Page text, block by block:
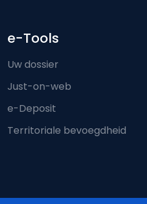
e-Tools
Uw dossier
Just-on-web
e-Deposit
Territoriale bevoegdheid